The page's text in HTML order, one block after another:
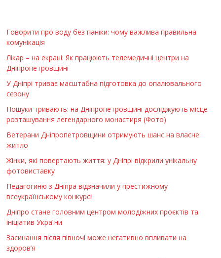
Говорити про воду без паніки: чому важлива правильна
комунікація
Лікар – на екрані: Як працюють телемедичні центри на
Дніпропетровщині
У Дніпрі триває масштабна підготовка до опалювального
сезону
Пошуки тривають: на Дніпропетровщині досліджують місце
розташування легендарного монастиря (Фото)
Ветерани Дніпропетровщини отримують шанс на власне
житло
Жінки, які повертають життя: у Дніпрі відкрили унікальну
фотовиставку
Педагогиню з Дніпра відзначили у престижному
всеукраїнському конкурсі
Дніпро стане головним центром молодіжних проєктів та
ініціатив України
Засинання після півночі може негативно впливати на
здоров’я